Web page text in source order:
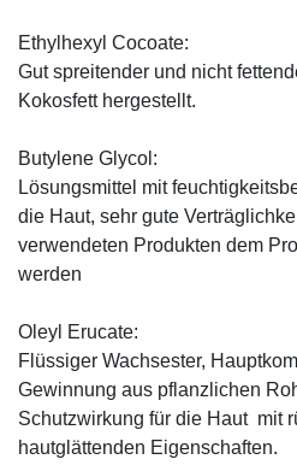
Ethylhexyl Cocoate:
Gut spreitender und nicht
Kokosfett hergestellt.
Butylene Glycol:
Lösungsmittel mit
die Haut, sehr gute
verwendeten Produkten dem
werden
Oleyl Erucate:
Flüssiger Wachsester,
Gewinnung aus pflanzlichen
Schutzwirkung für die Haut mit
hautglättenden Eigenschaften.